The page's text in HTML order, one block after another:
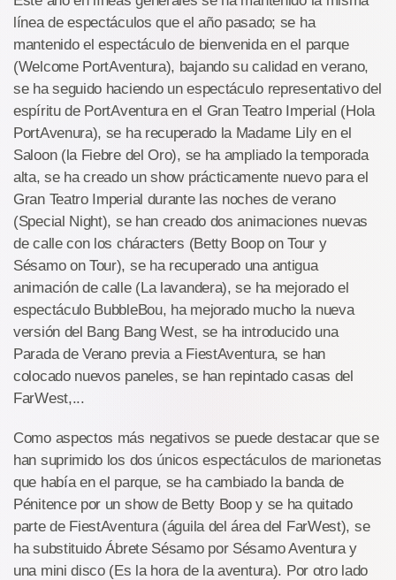
línea de espectáculos que el año pasado; se ha
mantenido el espectáculo de bienvenida en el parque
(Welcome PortAventura), bajando su calidad en verano,
se ha seguido haciendo un espectáculo representativo del
espíritu de PortAventura en el Gran Teatro Imperial (Hola
PortAvenura), se ha recuperado la Madame Lily en el
Saloon (la Fiebre del Oro), se ha ampliado la temporada
alta, se ha creado un show prácticamente nuevo para el
Gran Teatro Imperial durante las noches de verano
(Special Night), se han creado dos animaciones nuevas
de calle con los cháracters (Betty Boop on Tour y
Sésamo on Tour), se ha recuperado una antigua
animación de calle (La lavandera), se ha mejorado el
espectáculo BubbleBou, ha mejorado mucho la nueva
versión del Bang Bang West, se ha introducido una
Parada de Verano previa a FiestAventura, se han
colocado nuevos paneles, se han repintado casas del
FarWest,...
Como aspectos más negativos se puede destacar que se
han suprimido los dos únicos espectáculos de marionetas
que había en el parque, se ha cambiado la banda de
Pénitence por un show de Betty Boop y se ha quitado
parte de FiestAventura (águila del área del FarWest), se
ha substituido Ábrete Sésamo por Sésamo Aventura y
una mini disco (Es la hora de la aventura). Por otro lado